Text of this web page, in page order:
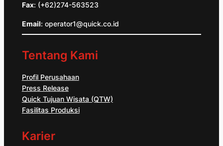
Fax: (+62)274-563523
Email: operator1@quick.co.id
Tentang Kami
Profil Perusahaan
Press Release
Quick Tujuan Wisata (QTW)
Fasilitas Produksi
Karier